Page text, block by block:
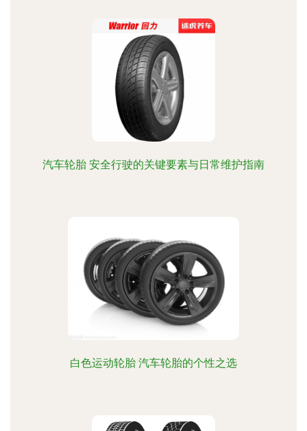
汽车轮胎 安全行驶的关键要素与日常维护指南
白色运动轮胎 汽车轮胎的个性之选